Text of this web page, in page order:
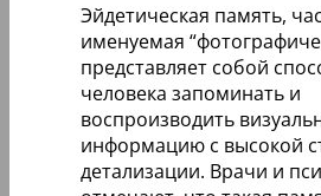
Эйдетическая память,
именуемая
представляет собой
человека запоминать и
воспроизводить
информацию с высокой
детализации. Врачи и